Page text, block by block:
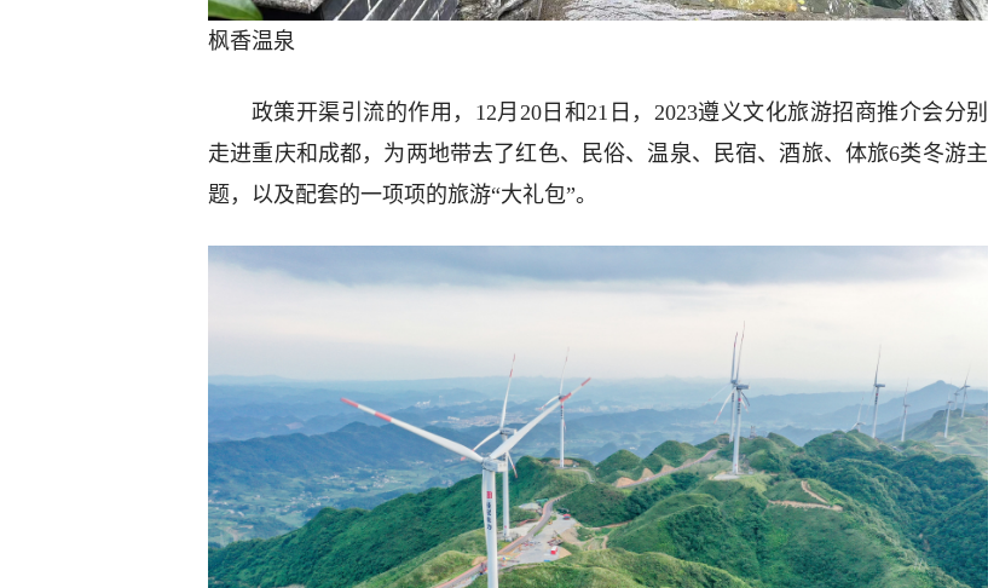
枫香温泉
政策开渠引流的作用，12月20日和21日，2023遵义文化旅游招商推介会分别
走进重庆和成都，为两地带去了红色、民俗、温泉、民宿、酒旅、体旅6类冬游主
题，以及配套的一项项的旅游“大礼包”。